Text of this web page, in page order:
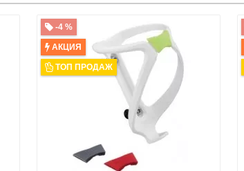
-4 %
АКЦИЯ
ТОП ПРОДАЖ